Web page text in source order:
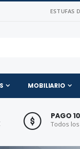
ESTUFAS
MOBILIARIO
dePAGO
Todos